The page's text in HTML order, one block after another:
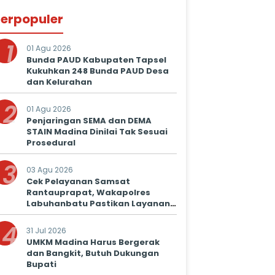
1 01 Agu 2026
Bunda PAUD Kabupaten Tapsel
Kukuhkan 248 Bunda PAUD Desa
dan Kelurahan
2 01 Agu 2026
Penjaringan SEMA dan DEMA
STAIN Madina Dinilai Tak Sesuai
Prosedural
3 03 Agu 2026
Cek Pelayanan Samsat
Rantauprapat, Wakapolres
Labuhanbatu Pastikan Layanan
Prima untuk Masyarakat
4 31 Jul 2026
UMKM Madina Harus Bergerak
dan Bangkit, Butuh Dukungan
Bupati